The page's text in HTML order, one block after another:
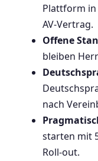
Plattform
AV-Vertrag.
Offene
bleiben
nach
starten mit
Roll-out.